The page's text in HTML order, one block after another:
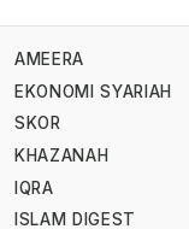
AMEERA
EKONOMI SYARIAH
SKOR
KHAZANAH
IQRA
ISLAM DIGEST